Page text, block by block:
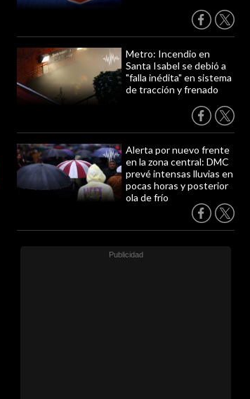
Metro: Incendio en
Santa Isabel se debió a
"falla inédita" en sistema
de tracción y frenado
Alerta por nuevo frente
en la zona central: DMC
prevé intensas lluvias en
pocas horas y posterior
ola de frío